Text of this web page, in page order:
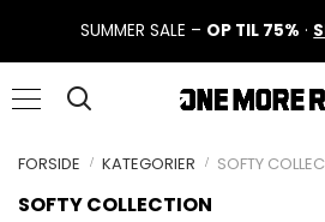
SUMMER SALE – OP TIL 75% ·
FORSIDE KATEGORIER SOFTY
SOFTY COLLECTION